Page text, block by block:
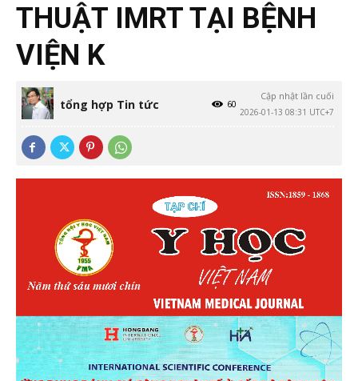
THUẬT IMRT TẠI BỆNH
VIỆN K
tổng hợp Tin tức
Cập nhật lần cuối
2026-01-13 08:31 UTC+7
60